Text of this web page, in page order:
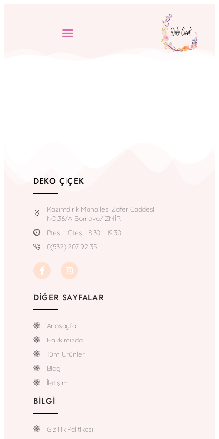
DEKO ÇIÇEK
Kazımdirik Mahallesi Zafer Caddesi
NO:36/A Bornova/İZMİR
P.tesi - C.tesi : 8:30 - 19:30
0(532) 207 92 35
DIĞER SAYFALAR
Anasayfa
Hakkımızda
Tüm Ürünler
Blog
İletişim
BILGI
Gizlilik Politikası